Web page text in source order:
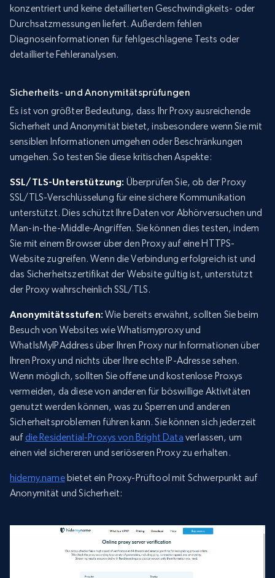
konzentriert und keine detaillierten Geschwindigkeits- oder
Durchsatzmessungen liefert. Außerdem fehlen
Diagnoseinformationen für fehlgeschlagene Tests oder
detaillierte Fehleranalysen.
Sicherheits- und Anonymitätsprüfungen
Es ist von größter Bedeutung, dass Ihr Proxy ausreichende
Sicherheit und Anonymität bietet, insbesondere wenn Sie mit
sensiblen Informationen umgehen oder Beschränkungen
umgehen. So testen Sie diese kritischen Aspekte:
SSL/TLS-Unterstützung: Überprüfen Sie, ob der Proxy
SSL/TLS-Verschlüsselung für eine sichere Kommunikation
unterstützt. Dies schützt Ihre Daten vor Abhörversuchen und
Man-in-the-Middle-Angriffen. Sie können dies testen, indem
Sie mit einem Browser über den Proxy auf eine HTTPS-
Website zugreifen. Wenn die Verbindung erfolgreich ist und
das Sicherheitszertifikat der Website gültig ist, unterstützt
der Proxy wahrscheinlich SSL/TLS.
Anonymitätsstufen: Wie bereits erwähnt, sollten Sie beim
Besuch von Websites wie Whatismyproxy und
WhatIsMyIPAddress über Ihren Proxy nur Informationen über
Ihren Proxy und nichts über Ihre echte IP-Adresse sehen.
Wenn möglich, sollten Sie offene und kostenlose Proxys
vermeiden, da diese von anderen für böswillige Aktivitäten
genutzt werden können, was zu Sperren und anderen
Sicherheitsproblemen führen kann. Sie können sich jederzeit
aufdie Residential-Proxys von Bright Data verlassen, um
einen viel sichereren und seriöseren Proxy zu erhalten.
hidemy.namebietet ein Proxy-Prüftool mit Schwerpunkt auf
Anonymität und Sicherheit: